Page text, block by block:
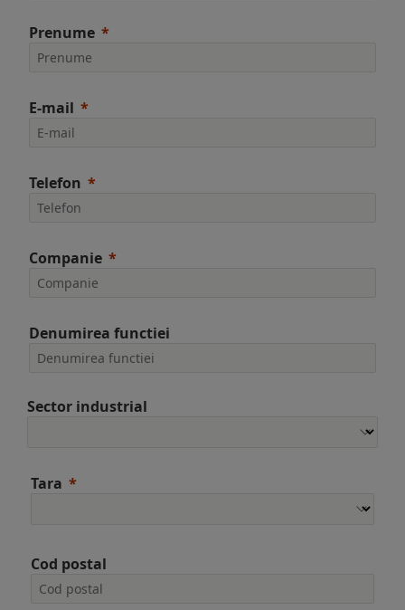
Prenume
E-mail
Telefon
Companie
Denumirea functiei
Sector industrial
Tara
Cod postal